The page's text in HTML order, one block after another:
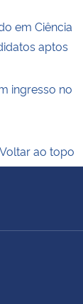
em Ciência
aptos
ingresso no
Voltar ao topo